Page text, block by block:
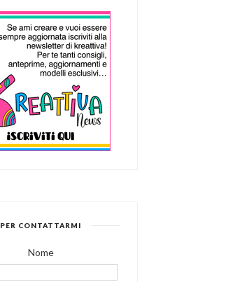
PER CONTATTARMI
Nome